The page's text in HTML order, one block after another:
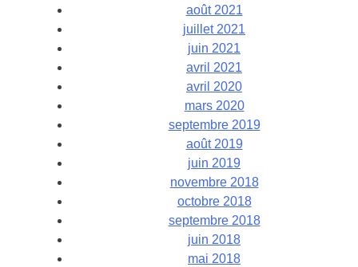
août 2021
juillet 2021
juin 2021
avril 2021
avril 2020
mars 2020
septembre 2019
août 2019
juin 2019
novembre 2018
octobre 2018
septembre 2018
juin 2018
mai 2018